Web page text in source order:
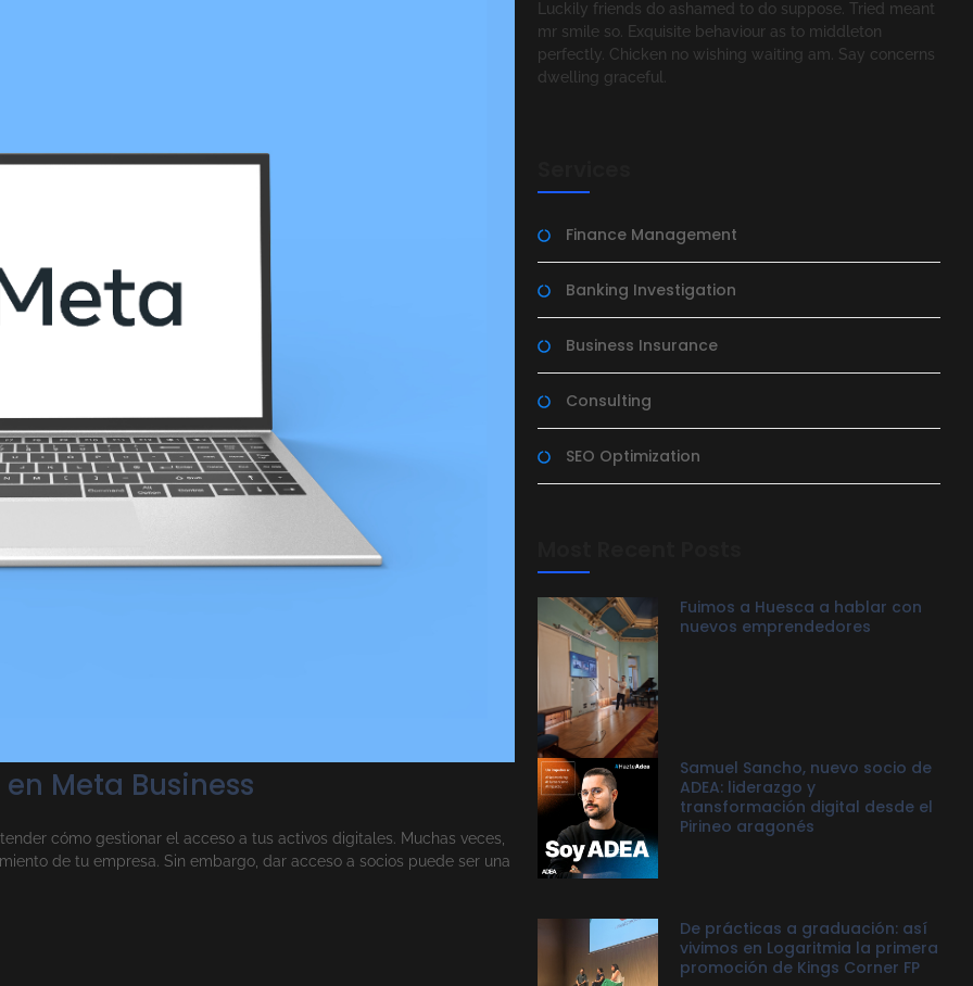
Meta Business
cómo gestionar el acceso a tus activos digitales. Muchas veces,
de tu empresa. Sin embargo, dar acceso a socios puede ser una
Luckily friends do ashamed to do suppose. Tried meant
mr smile so. Exquisite behaviour as to middleton
perfectly. Chicken no wishing waiting am. Say concerns
dwelling graceful.
Finance Management
Banking Investigation
Business Insurance
Consulting
SEO Optimization
Fuimos a Huesca a hablar con
nuevos emprendedores
Samuel Sancho, nuevo socio de
ADEA: liderazgo y
transformación digital desde el
Pirineo aragonés
De prácticas a graduación: así
vivimos en Logaritmia la primera
promoción de Kings Corner FP